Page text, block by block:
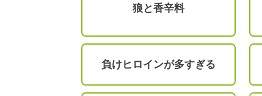
狼と香辛料
負けヒロインが多すぎる